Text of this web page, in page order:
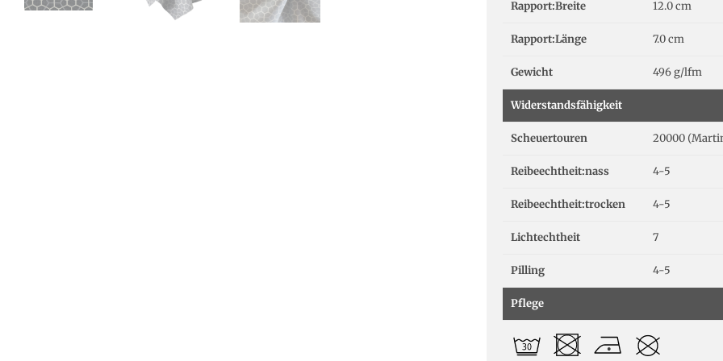
Rapport:Breite 12.0 cm
Rapport:Länge 7.0 cm
Gewicht 496 g/lfm
Widerstandsfähigkeit
Scheuertouren 20000
Reibeechtheit:nass 4-5
Reibeechtheit:trocken 4-5
Lichtechtheit 7
Pilling 4-5
Pflege